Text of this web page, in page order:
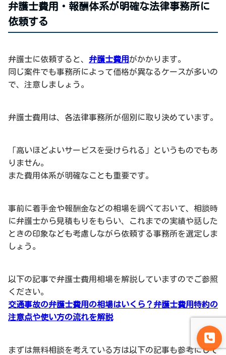
弁護士費用・報酬体系が明確な法律事務所に
依頼する
弁護士に依頼すると、 弁護士費用 がかかります。
同じ案件でも事務所によって価格が異なるケースが多いの
で、注意しましょう。
弁護士費用は、各法律事務所が個別に取り決めています。
「高いほどよいサービスを受けられる」というものでもあ
りません。
また費用体系が明確なことも重要です。
事前に着手金や報酬金などの相場を調べておいて、相談時
に弁護士から見積もりをもらい、これまでの実績や話した
ときの印象なども考慮しながら依頼する事務所を選定しま
しょう。
以下の記事で弁護士費用相場を解説していますのでご参照
ください。
交通事故の弁護士費用の相場はいくら？弁護士費用特約の
注意点や使い方の流れを解説
まずは無料相談を考えている方は以下の記事も参考にして